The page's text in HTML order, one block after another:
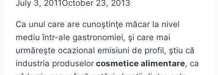
July 3, 2011October 23, 2013
Ca unul care are cunoştinţe măcar la nivel
mediu într-ale gastronomiei, şi care mai
urmăreşte ocazional emisiuni de profil, ştiu că
industria produselor cosmetice alimentare, ca